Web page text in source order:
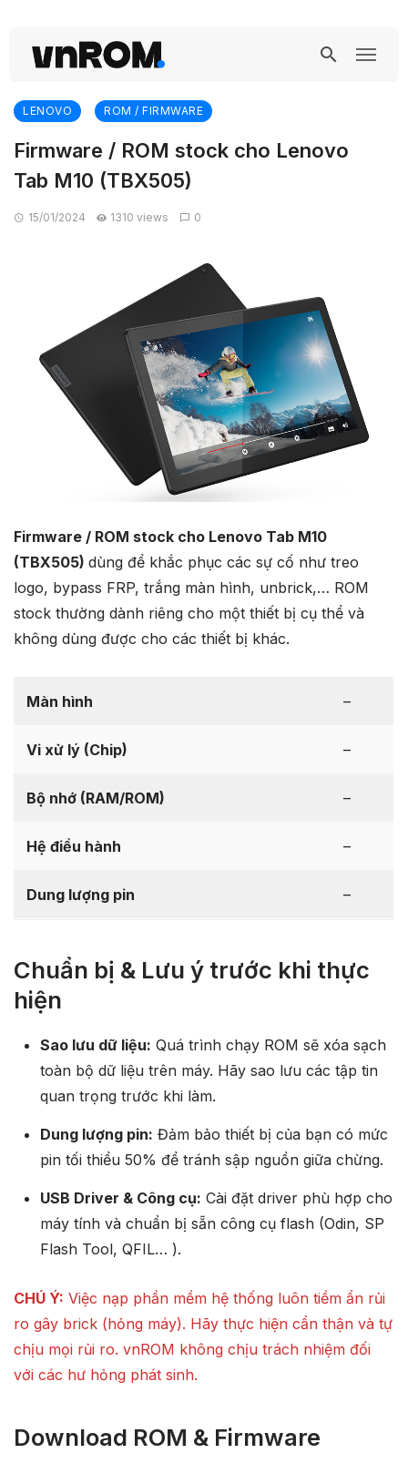
LENOVO ROM / FIRMWARE
Firmware / ROM stock cho Lenovo
Tab M10 (TBX505)
15/01/2024 1310 views 0
Firmware / ROM stock cho Lenovo Tab M10
(TBX505) dùng để khắc phục các sự cố như treo
logo, bypass FRP, trắng màn hình, unbrick,… ROM
stock thường dành riêng cho một thiết bị cụ thể và
không dùng được cho các thiết bị khác.
Màn hình –
Vi xử lý (Chip) –
Bộ nhớ (RAM/ROM) –
Hệ điều hành –
Dung lượng pin –
Chuẩn bị & Lưu ý trước khi thực
hiện
Sao lưu dữ liệu: Quá trình chạy ROM sẽ xóa sạch
toàn bộ dữ liệu trên máy. Hãy sao lưu các tập tin
quan trọng trước khi làm.
Dung lượng pin: Đảm bảo thiết bị của bạn có mức
pin tối thiểu 50% để tránh sập nguồn giữa chừng.
USB Driver & Công cụ: Cài đặt driver phù hợp cho
máy tính và chuẩn bị sẵn công cụ flash (Odin, SP
Flash Tool, QFIL… ).
CHÚ Ý: Việc nạp phần mềm hệ thống luôn tiềm ẩn rủi
ro gây brick (hỏng máy). Hãy thực hiện cẩn thận và tự
chịu mọi rủi ro. vnROM không chịu trách nhiệm đối
với các hư hỏng phát sinh.
Download ROM & Firmware